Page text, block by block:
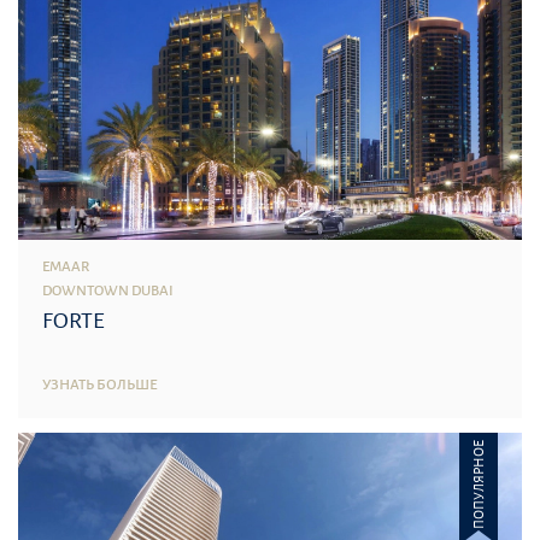
EMAAR
DOWNTOWN DUBAI
FORTE
УЗНАТЬ БОЛЬШЕ
ПОПУЛЯРНОЕ